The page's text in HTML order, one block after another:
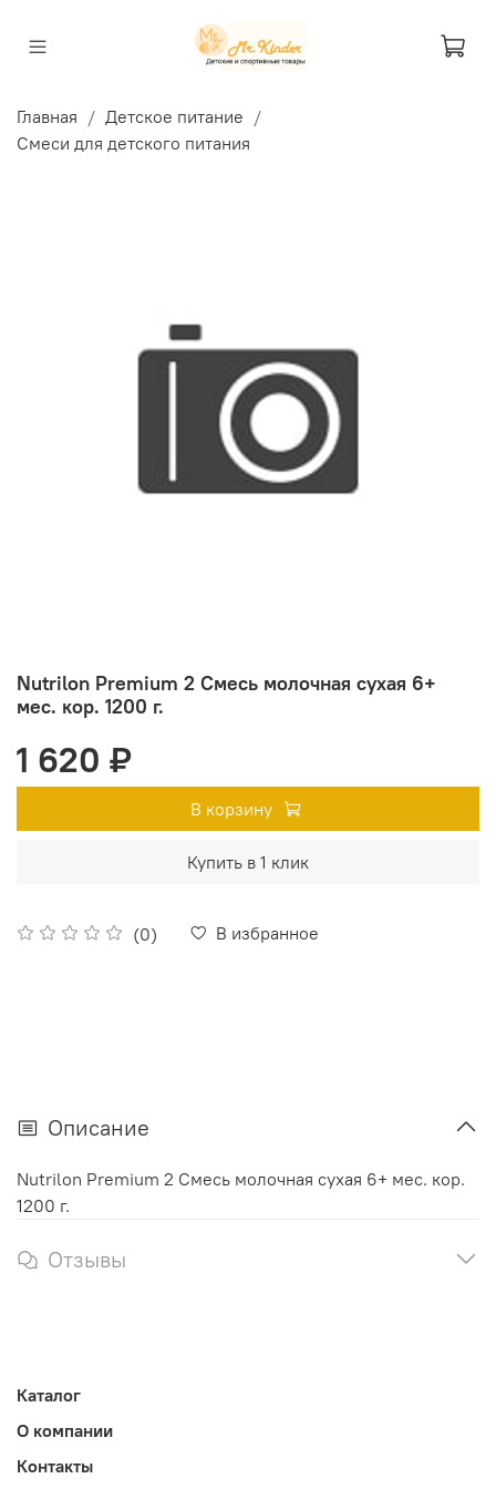
Главная
Детское питание
Смеси для детского питания
Nutrilon Premium 2 Смесь молочная сухая 6+
мес. кор. 1200 г.
(0) В избранное
1 620 ₽
В корзину
Купить в 1 клик
Описание
Nutrilon Premium 2 Смесь молочная сухая 6+ мес. кор.
1200 г.
Отзывы
Каталог
О компании
Контакты